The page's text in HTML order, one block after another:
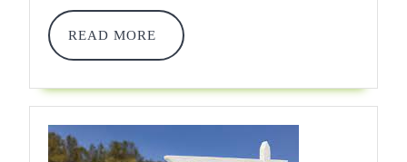
READ MORE
READ
MORE